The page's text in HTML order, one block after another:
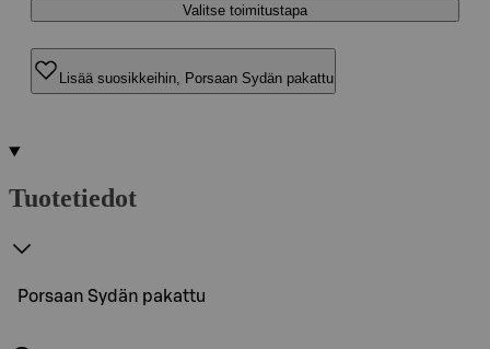
Valitse toimitustapa
Lisää suosikkeihin, Porsaan Sydän pakattu
Tuotetiedot
Porsaan Sydän pakattu